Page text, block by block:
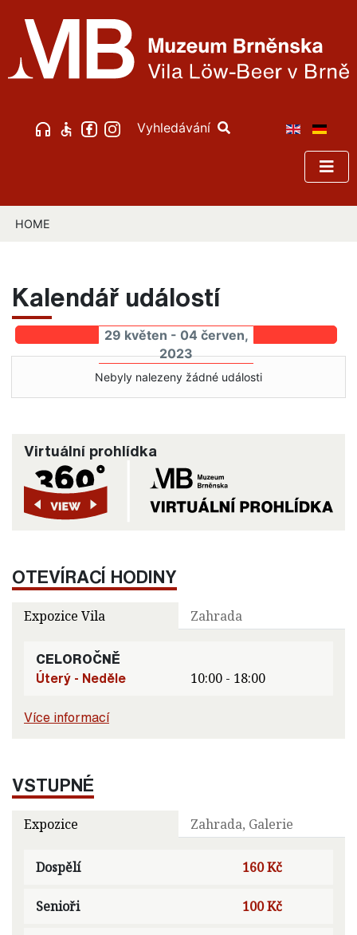
Vyhledávání
HOME
Kalendář událostí
29 květen - 04 červen,
2023
Nebyly nalezeny žádné události
Virtuální prohlídka
OTEVÍRACÍ HODINY
Expozice Vila Zahrada
CELOROČNĚ
Úterý - Neděle
10:00 - 18:00
Více informací
VSTUPNÉ
Expozice Zahrada, Galerie
Dospělí 160 Kč
Senioři 100 Kč